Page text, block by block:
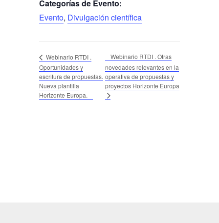
Categorías de Evento:
Evento, Divulgación científica
Webinario RTDI .
Oportunidades y
escritura de propuestas.
Nueva plantilla
Horizonte Europa.
Webinario RTDI . Otras
novedades relevantes en la
operativa de propuestas y
proyectos Horizonte Europa